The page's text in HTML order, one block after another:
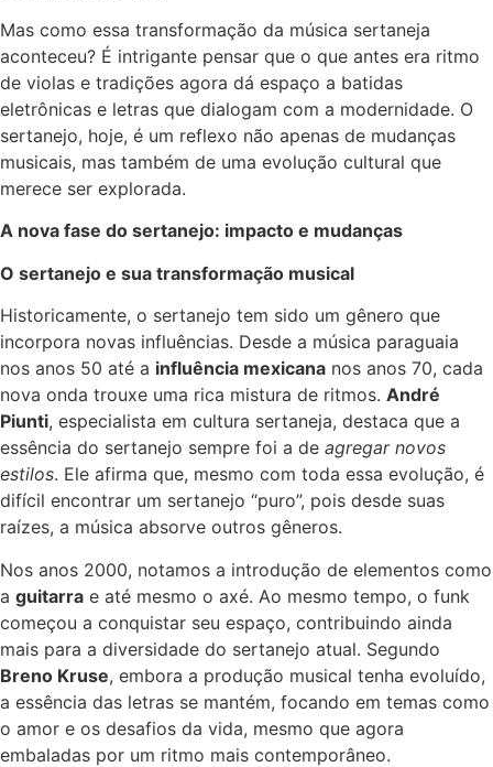
Mas como essa transformação da música sertaneja
aconteceu? É intrigante pensar que o que antes era ritmo
de violas e tradições agora dá espaço a batidas
eletrônicas e letras que dialogam com a modernidade. O
sertanejo, hoje, é um reflexo não apenas de mudanças
musicais, mas também de uma evolução cultural que
merece ser explorada.
A nova fase do sertanejo: impacto e mudanças
O sertanejo e sua transformação musical
Historicamente, o sertanejo tem sido um gênero que
incorpora novas influências. Desde a música paraguaia
nos anos 50 até a influência mexicana nos anos 70, cada
nova onda trouxe uma rica mistura de ritmos. André
Piunti, especialista em cultura sertaneja, destaca que a
essência do sertanejo sempre foi a de agregar novos
estilos. Ele afirma que, mesmo com toda essa evolução, é
difícil encontrar um sertanejo “puro”, pois desde suas
raízes, a música absorve outros gêneros.
Nos anos 2000, notamos a introdução de elementos como
a guitarra e até mesmo o axé. Ao mesmo tempo, o funk
começou a conquistar seu espaço, contribuindo ainda
mais para a diversidade do sertanejo atual. Segundo
Breno Kruse, embora a produção musical tenha evoluído,
a essência das letras se mantém, focando em temas como
o amor e os desafios da vida, mesmo que agora
embaladas por um ritmo mais contemporâneo.